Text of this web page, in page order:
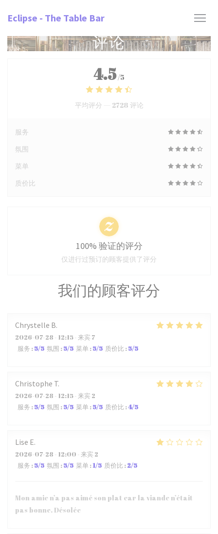
Eclipse - The Table Bar
评论
我们的顾客评分
Chrystelle B
2026-07-28 - 12:15 - 来宾 7
服务 :5/5 氛围 :5/5 菜单:5/5 质价比 :5/5
Christophe T
2026-07-28 - 12:15 - 来宾 2
服务 :5/5 氛围 :5/5 菜单:5/5 质价比 :4/5
Lise E
2026-07-28 - 12:00 - 来宾 2
服务 :5/5 氛围 :5/5 菜单:1/5 质价比 :2/5
Mon amie n’a pas aimé son plat car la viande n’était
pas bonne. Désolée
4.5/5
平均评分 — 2728 评论
服务
氛围
菜单
质价比
100% 验证的评分
仅进行过预订的顾客提供了评分